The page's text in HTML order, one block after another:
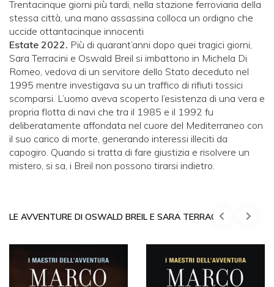
Trentacinque giorni più tardi, nella stazione ferroviaria della
stessa città, una mano assassina colloca un ordigno che
uccide ottantacinque innocenti
Estate 2022. Più di quarant’anni dopo quei tragici giorni,
Sara Terracini e Oswald Breil si imbattono in Michela Di
Romeo, vedova di un servitore dello Stato deceduto nel
1995 mentre investigava su un traffico di rifiuti tossici
scomparsi. L’uomo aveva scoperto l’esistenza di una vera e
propria flotta di navi che tra il 1985 e il 1992 fu
deliberatamente affondata nel cuore del Mediterraneo con
il suo carico di morte, generando interessi illeciti da
capogiro. Quando si tratta di fare giustizia e risolvere un
mistero, si sa, i Breil non possono tirarsi indietro.
LE AVVENTURE DI OSWALD BREIL E SARA TERRACINI